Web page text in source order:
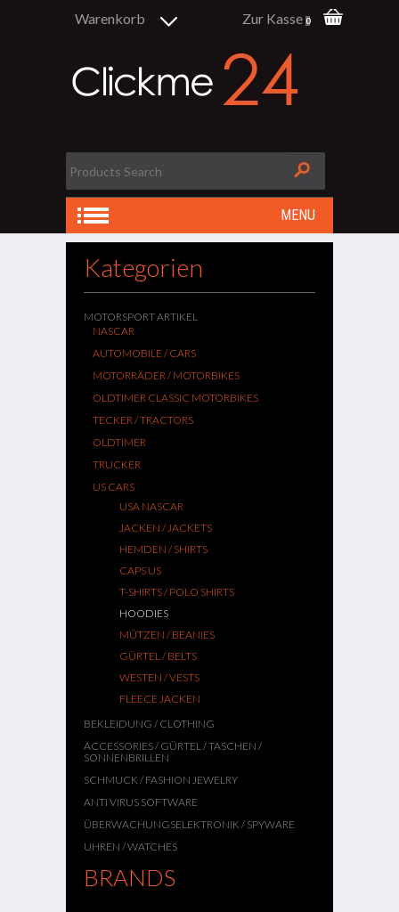
Warenkorb Zur Kasse 0
MENU
Kategorien
MOTORSPORT ARTIKEL
NASCAR
AUTOMOBILE / CARS
MOTORRÄDER / MOTORBIKES
OLDTIMER CLASSIC MOTORBIKES
TECKER / TRACTORS
OLDTIMER
TRUCKER
US CARS
USA NASCAR
JACKEN / JACKETS
HEMDEN / SHIRTS
CAPS US
T-SHIRTS / POLO SHIRTS
HOODIES
MÜTZEN / BEANIES
GÜRTEL / BELTS
WESTEN / VESTS
FLEECE JACKEN
BEKLEIDUNG / CLOTHING
ACCESSORIES / GÜRTEL / TASCHEN /
SONNENBRILLEN
SCHMUCK / FASHION JEWELRY
ANTI VIRUS SOFTWARE
ÜBERWACHUNGSELEKTRONIK / SPYWARE
UHREN / WATCHES
BRANDS